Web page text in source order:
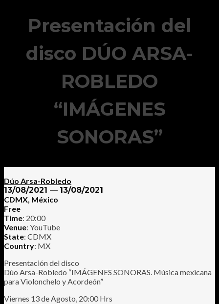
Presentación del
disco DÚO ARSA-
ROBLEDO
“IMÁGENES
SONORAS”
Dúo Arsa-Robledo
13/08/2021 — 13/08/2021
CDMX, México
Free
Time: 20:00
Venue: YouTube
State: CDMX
Country: MX
Presentación del disco
Dúo Arsa-Robledo “IMÁGENES SONORAS. Música mexicana
para Violonchelo y Acordeón”
Viernes 13 de Agosto, 20:00 Hrs